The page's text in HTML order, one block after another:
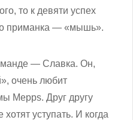
то к девяти успех
приманка — «мышь».
— Славка. Он,
очень любит
Mepps. Друг другу
уступать. И когда